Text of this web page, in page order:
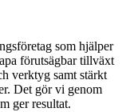
som hjälper
förutsägbar tillväxt
verktyg samt stärkt
Det gör vi genom
ger resultat.